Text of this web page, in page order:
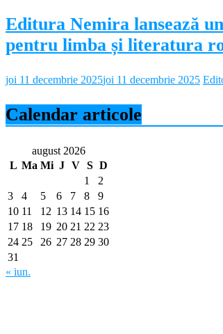
Editura Nemira lansează
pentru limba și literatura
joi 11 decembrie 2025joi 11 decembrie 2025
Calendar articole
august 2026
L Ma Mi J V S D
1
2
3
4 5 6 7 8
9
10 11 12 13 14 15 16
17 18 19 20 21 22 23
24 25 26 27 28 29 30
31
« iun.